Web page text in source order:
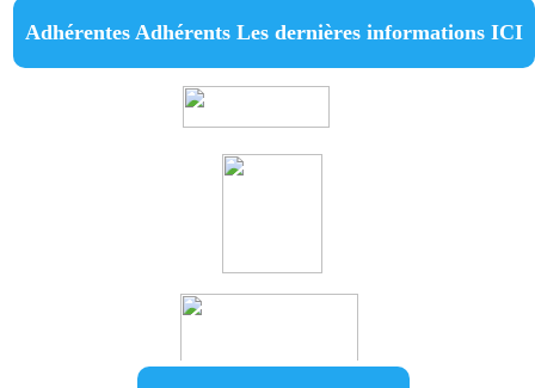
Adhérentes Adhérents Les dernières informations ICI